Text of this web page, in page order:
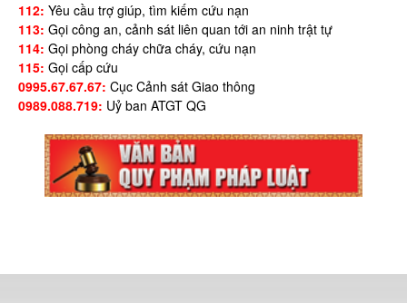
112: Yêu cầu trợ giúp, tìm kiếm cứu nạn
113: Gọi công an, cảnh sát liên quan tới an ninh trật tự
114: Gọi phòng cháy chữa cháy, cứu nạn
115: Gọi cấp cứu
0995.67.67.67: Cục Cảnh sát Giao thông
0989.088.719: Uỷ ban ATGT QG